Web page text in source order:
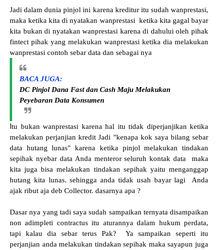
Jadi dalam dunia pinjol ini karena kreditur itu sudah wanprestasi,
maka ketika kita di nyatakan wanprestasi ketika kita gagal bayar
kita bukan di nyatakan wanprestasi karena di dahului oleh pihak
fintect pihak yang melakukan wanprestasi ketika dia melakukan
wanprestasi contoh sebar data dan sebagai nya
BACA JUGA:
DC Pinjol Dana Fast dan Cash Maju Melakukan
Peyebaran Data Konsumen
Itu bukan wanprestasi karena hal itu tidak diperjanjikan ketika
melakukan perjanjian kredit Jadi "kenapa kok saya bilang sebar
data hutang lunas" karena ketika pinjol melakukan tindakan
sepihak nyebar data Anda menteror seluruh kontak data maka
kita juga bisa melakukan tindakan sepihak yaitu menganggap
hutang kita lunas. sehingga anda tidak usah bayar lagi Anda
ajak ribut aja deb Collector. dasarnya apa ?
Dasar nya yang tadi saya sudah sampaikan ternyata disampaikan
non adimpleti contractus itu aturannya dalam hukum perdata,
tapi kalau dia sebar terus Pak? Ya sampaikan seperti itu
perjanjian anda melakukan tindakan sepihak maka sayapun juga